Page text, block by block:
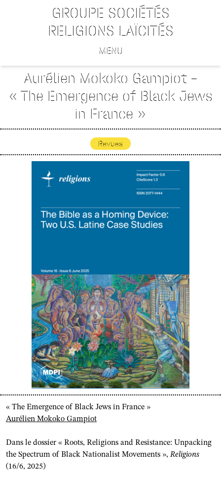
GROUPE SOCIÉTÉS
RELIGIONS LAÏCITÉS
MENU
Aurélien Mokoko Gampiot –
« The Emergence of Black Jews
in France »
Revues
« The Emergence of Black Jews in France »
Aurélien Mokoko Gampiot
Dans le dossier « Roots, Religions and Resistance: Unpacking
the Spectrum of Black Nationalist Movements », Religions
(16/6, 2025)